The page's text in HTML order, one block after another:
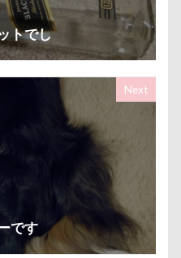
トでし
Next
です
）くん
蛇口
薔薇
茶花茶花
蓮田市
米沢牛ステーキレストラン un
大ガンダム
笛吹市
糸満市 移動中